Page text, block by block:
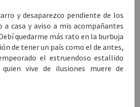
y desaparezco pendiente de los
casa y aviso a mis acompañantes
quedarme más rato en la burbuja
de tener un país como el de antes,
el estruendoso estallido
vive de ilusiones muere de